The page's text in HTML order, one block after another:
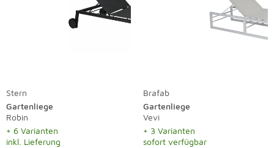
Stern
Gartenliege
Robin
+ 6 Varianten
inkl. Lieferung
Brafab
Gartenliege
Vevi
+ 3 Varianten
sofort verfügbar